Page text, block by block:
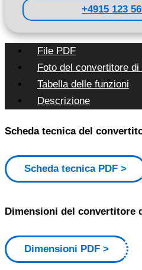
+4915 123
File PDF
Foto del convertitore
Tabella delle funzioni
Descrizione
Scheda tecnica del
Scheda tecnica PDF
Dimensioni del convertitore
Dimensioni PDF